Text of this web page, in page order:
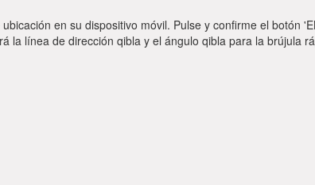
en su dispositivo móvil. Pulse y confirme el botón
la línea de dirección qibla y el ángulo qibla para la brújula